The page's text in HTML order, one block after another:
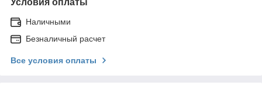
Наличными
Безналичный расчет
Все условия оплаты